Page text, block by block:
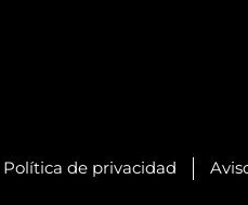
Política de privacidad